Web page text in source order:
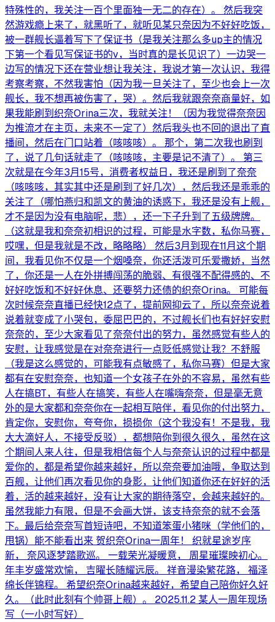
特殊性的，我关注一百个里面独一无二的存在）。 然后我突
然游戏瘾上来了，就黑听了，就听见某只奈因为不好好吃饭，
被一群舰长逼着写下了保证书（是我关注那么多up主的情况
下第一个看见写保证书的v，当时真的是长见识了）一边哭一
边写的情况下还在营业想让我关注，我说才第一次认识，我得
考察考察，不然我害怕（因为我一旦关注了，至少也会上一次
舰长，我不想再被伤害了，哭）。然后我就跟奈奈商量好，如
果我能刷到织奈Orina三次，我就关注！（因为我觉得奈奈因
为推流才在主页，未来不一定了）然后我头也不回的退出了直
播间，然后在门口站着（咳咳咳）。 那个，第二次我也刷到
了，说了几句话就走了（咳咳咳，主要是记不清了）。 第三
次就是在今年3月15号，消费者权益日，我还是刷到了奈奈
（咳咳咳，其实其中还是刷到了好几次），然后我还是乖乖的
关注了（哪怕燕归和凯文的黄油的诱惑下，我还是没有上舰，
才不是因为没有电脑呢，悲），还一下子升到了五级牌牌。
（这就是我和奈奈初相识的过程，可能是水字数，私你马赛，
哎嘿，但是我就是不改，略略略） 然后3月到现在11月这个期
间，我看见你不仅是一个烟嗓奈，你还活泼可乐爱撒娇，当然
了，你还是一人在外拼搏闯荡的脆弱、有很强不配得感的、不
好好吃饭和不好好休息、还要努力还债的织奈Orina。 可能每
次时候奈奈直播已经快12点了，提前网抑云了，所以奈奈说着
说着就变成了小哭包，委屈巴巴的，不过舰长们也有好好安慰
奈奈的，至少大家看见了奈奈付出的努力，虽然感觉有些人的
安慰，让我感觉是在对奈奈进行一点贬低感觉让我？不舒服
（我是这么感觉的，可能我有点敏感了，私你马赛）但是大家
都有在安慰奈奈，也知道一个女孩子在外的不容易，虽然有些
人在搞BT，有些人在搞笑，有些人在嘴嗨奈奈，但是毫无意
外的是大家都和奈奈你在一起相互陪伴，看见你的付出努力，
肯定你，安慰你，夸夸你，损损你（这个我没有！不是我，我
大大滴好人，不接受反驳），都想陪你到很久很久，虽然在这
个期间人来人往，但是我相信每个人与奈奈认识的过程中都是
爱你的，都是希望你越来越好，所以奈奈要加油哦，争取达到
百舰，让他们再次看见你的身影，让他们知道你还在好好的活
着，活的越来越好，没有让大家的期待落空，会越来越好的。
虽然我能力有限，但是不会画大饼，该支持奈奈的就不会落
下。最后给奈奈写首短诗吧，不知道笨蛋小猪咪（学他们的，
甩锅）能不能看出来 贺织奈Orina一周年！ 织就星途岁序
新， 奈风逐梦踏歌巡。 一载荣光凝暖意， 周星璀璨映初心。
年丰岁盛常欢愉， 吉曜长随耀远辰。 祥音漫染繁花路， 福泽
绵长伴锦程。 希望织奈Orina越来越好，希望自己陪你好久好
久。（此时此刻有个帅哥上舰）。 2025.11.2 某人一周年现场
写（一小时写好）